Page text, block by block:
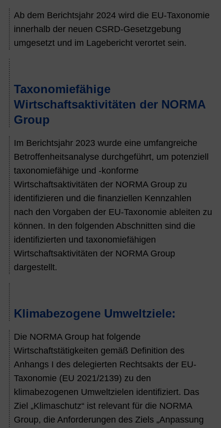
Ab dem Berichtsjahr 2024 wird die EU-Taxonomie
innerhalb der neuen CSRD-Gesetzgebung
umgesetzt und im Lagebericht verortet sein.
Taxonomiefähige
Wirtschaftsaktivitäten der NORMA
Group
Im Berichtsjahr 2023 wurde eine umfangreiche
Betroffenheitsanalyse durchgeführt, um potenziell
taxonomiefähige und -konforme
Wirtschaftsaktivitäten der NORMA Group zu
identifizieren und die finanziellen Kennzahlen
nach den Vorgaben der EU-Taxonomie ableiten zu
können. In den folgenden Abschnitten sind die
identifizierten und taxonomiefähigen
Wirtschaftsaktivitäten der NORMA Group
dargestellt.
Klimabezogene Umweltziele:
Die NORMA Group hat folgende
Wirtschaftstätigkeiten gemäß Definition des
Anhangs I des delegierten Rechtsakts der EU-
Taxonomie (EU 2021/2139) zu den
klimabezogenen Umweltzielen identifiziert. Das
Ziel „Klimaschutz“ ist relevant für die NORMA
Group, die Anforderungen des Ziels „Anpassung